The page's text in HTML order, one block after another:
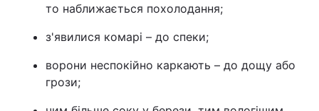
то наближається похолодання;
з'явилися комарі – до спеки;
ворони неспокійно каркають – до дощу або
грози;